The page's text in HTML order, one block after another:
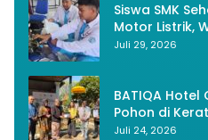
Siswa SMK
Motor Listrik,
Melalui
Juli 29, 2026
BATIQA Hotel
Pohon di
Lestarikan
Juli 24, 2026